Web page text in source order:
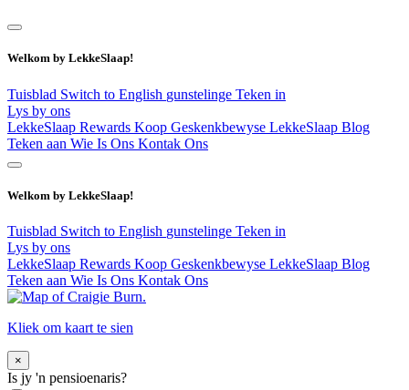
Welkom by LekkeSlaap!
Tuisblad Switch to English gunstelinge Teken in
Lys by ons
LekkeSlaap Rewards Koop Geskenkbewyse LekkeSlaap Blog
Teken aan Wie Is Ons Kontak Ons
Welkom by LekkeSlaap!
Tuisblad Switch to English gunstelinge Teken in
Lys by ons
LekkeSlaap Rewards Koop Geskenkbewyse LekkeSlaap Blog
Teken aan Wie Is Ons Kontak Ons
Kliek om kaart te sien
×
Is jy 'n pensioenaris?